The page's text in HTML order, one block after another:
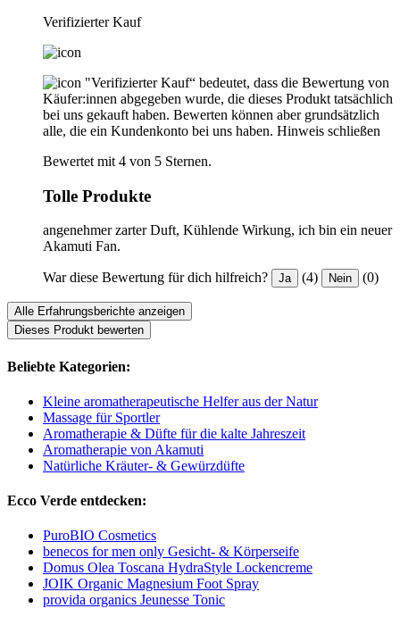
Verifizierter Kauf
"Verifizierter Kauf“ bedeutet, dass die Bewertung von
Käufer:innen abgegeben wurde, die dieses Produkt tatsächlich
bei uns gekauft haben. Bewerten können aber grundsätzlich
alle, die ein Kundenkonto bei uns haben. Hinweis schließen
Bewertet mit 4 von 5 Sternen.
Tolle Produkte
angenehmer zarter Duft, Kühlende Wirkung, ich bin ein neuer
Akamuti Fan.
War diese Bewertung für dich hilfreich? Ja (4) Nein (0)
Alle Erfahrungsberichte anzeigen
Dieses Produkt bewerten
Beliebte Kategorien:
Kleine aromatherapeutische Helfer aus der Natur
Massage für Sportler
Aromatherapie & Düfte für die kalte Jahreszeit
Aromatherapie von Akamuti
Natürliche Kräuter- & Gewürzdüfte
Ecco Verde entdecken:
PuroBIO Cosmetics
benecos for men only Gesicht- & Körperseife
Domus Olea Toscana HydraStyle Lockencreme
JOIK Organic Magnesium Foot Spray
provida organics Jeunesse Tonic